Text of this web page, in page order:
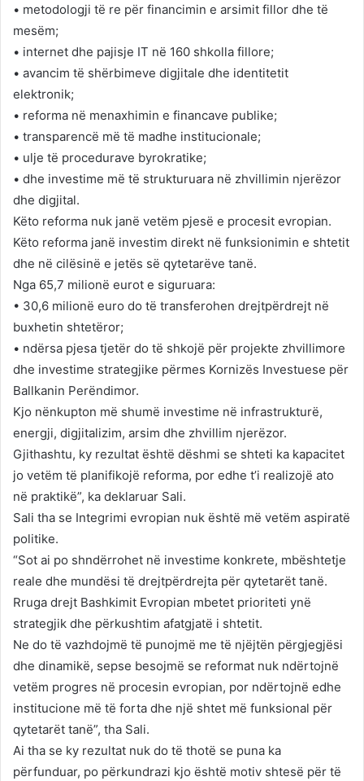
• metodologji të re për financimin e arsimit fillor dhe të
mesëm;
• internet dhe pajisje IT në 160 shkolla fillore;
• avancim të shërbimeve digjitale dhe identitetit
elektronik;
• reforma në menaxhimin e financave publike;
• transparencë më të madhe institucionale;
• ulje të procedurave byrokratike;
• dhe investime më të strukturuara në zhvillimin njerëzor
dhe digjital.
Këto reforma nuk janë vetëm pjesë e procesit evropian.
Këto reforma janë investim direkt në funksionimin e shtetit
dhe në cilësinë e jetës së qytetarëve tanë.
Nga 65,7 milionë eurot e siguruara:
• 30,6 milionë euro do të transferohen drejtpërdrejt në
buxhetin shtetëror;
• ndërsa pjesa tjetër do të shkojë për projekte zhvillimore
dhe investime strategjike përmes Kornizës Investuese për
Ballkanin Perëndimor.
Kjo nënkupton më shumë investime në infrastrukturë,
energji, digjitalizim, arsim dhe zhvillim njerëzor.
Gjithashtu, ky rezultat është dëshmi se shteti ka kapacitet
jo vetëm të planifikojë reforma, por edhe t’i realizojë ato
në praktikë”, ka deklaruar Sali.
Sali tha se Integrimi evropian nuk është më vetëm aspiratë
politike.
“Sot ai po shndërrohet në investime konkrete, mbështetje
reale dhe mundësi të drejtpërdrejta për qytetarët tanë.
Rruga drejt Bashkimit Evropian mbetet prioriteti ynë
strategjik dhe përkushtim afatgjatë i shtetit.
Ne do të vazhdojmë të punojmë me të njëjtën përgjegjësi
dhe dinamikë, sepse besojmë se reformat nuk ndërtojnë
vetëm progres në procesin evropian, por ndërtojnë edhe
institucione më të forta dhe një shtet më funksional për
qytetarët tanë”, tha Sali.
Ai tha se ky rezultat nuk do të thotë se puna ka
përfunduar, po përkundrazi kjo është motiv shtesë për të